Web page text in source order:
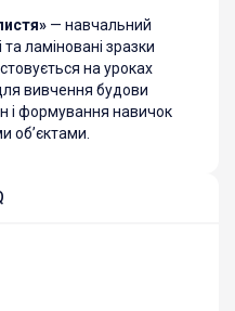
— навчальний
ламіновані зразки
на уроках
вивчення будови
і формування навичок
об’єктами.